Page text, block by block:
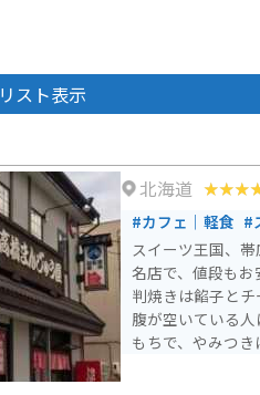
リスト表示
北海道
#カフェ｜軽食 #
スイーツ王国、
名店で、値段も
判焼きは餡子と
腹が空いている
もちで、やみつき